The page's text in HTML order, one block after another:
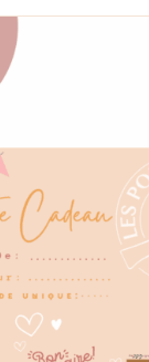
DES OPTIONS